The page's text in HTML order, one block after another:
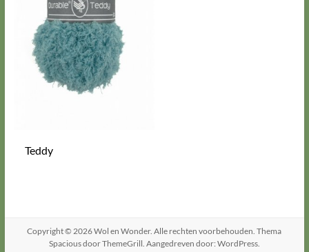
Teddy
Copyright © 2026Wol en Wonder. Alle rechten voorbehouden. Thema
Spaciousdoor ThemeGrill. Aangedreven door: WordPress.